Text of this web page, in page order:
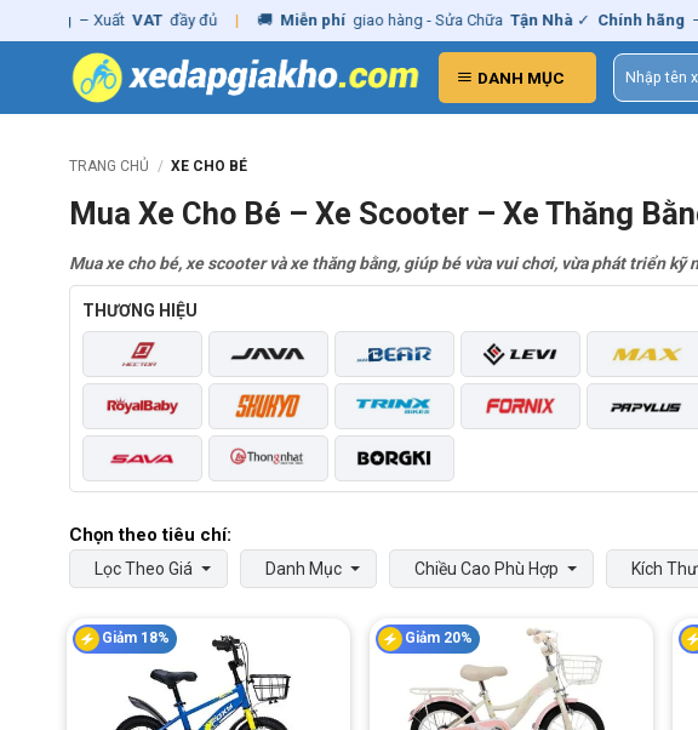
to
– Xuất VAT đầy đủ | 🚚 Miễn phígiao hàng - Sửa Chữa Tận Nhà ✓ Chính hãng –
DANH MỤC
Tìm
kiếm:
TRANG CHỦ / XE CHO BÉ
Mua Xe Cho Bé – Xe Scooter – Xe Thăng
Mua xe cho bé, xe scooter và xe thăng bằng, giúp bé vừa vui chơi, vừa phát triển
THƯƠNG HIỆU
Lọc Theo Giá Danh Mục Chiều Cao Phù Hợp Kích
Giảm 18% Giảm 20%